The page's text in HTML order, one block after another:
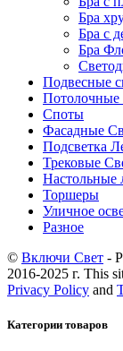
Бра
Бра с
Бра
Подвесные
Потолочные
Споты
Фасадные
Подсветка
Трековые
Настольные
Торшеры
Уличное
Разное
© Включи Свет -
2016-2025 г. This
Privacy Policy and
Категории товаров